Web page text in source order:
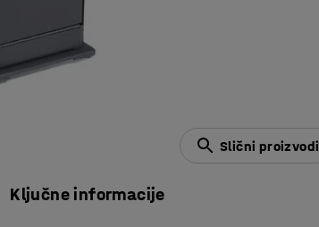
Slični proizvodi
Ključne informacije